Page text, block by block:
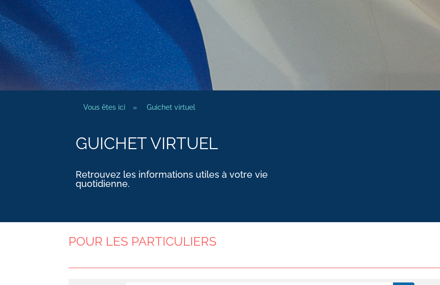
Vous êtes ici » Guichet virtuel
GUICHET VIRTUEL
Retrouvez les informations utiles à votre vie
quotidienne.
POUR LES PARTICULIERS